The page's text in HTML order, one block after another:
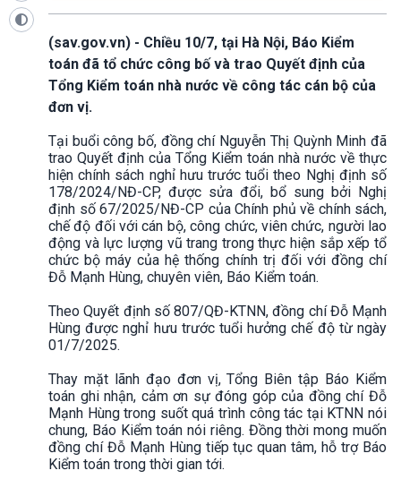
(sav.gov.vn) - Chiều 10/7, tại Hà Nội, Báo Kiểm
toán đã tổ chức công bố và trao Quyết định của
Tổng Kiểm toán nhà nước về công tác cán bộ của
đơn vị.
Tại buổi công bố, đồng chí Nguyễn Thị Quỳnh Minh đã
trao Quyết định của Tổng Kiểm toán nhà nước về thực
hiện chính sách nghỉ hưu trước tuổi theo Nghị định số
178/2024/NĐ-CP, được sửa đổi, bổ sung bởi Nghị
định số 67/2025/NĐ-CP của Chính phủ về chính sách,
chế độ đối với cán bộ, công chức, viên chức, người lao
động và lực lượng vũ trang trong thực hiện sắp xếp tổ
chức bộ máy của hệ thống chính trị đối với đồng chí
Đỗ Mạnh Hùng, chuyên viên, Báo Kiểm toán.
Theo Quyết định số 807/QĐ-KTNN, đồng chí Đỗ Mạnh
Hùng được nghỉ hưu trước tuổi hưởng chế độ từ ngày
01/7/2025.
Thay mặt lãnh đạo đơn vị, Tổng Biên tập Báo Kiểm
toán ghi nhận, cảm ơn sự đóng góp của đồng chí Đỗ
Mạnh Hùng trong suốt quá trình công tác tại KTNN nói
chung, Báo Kiểm toán nói riêng. Đồng thời mong muốn
đồng chí Đỗ Mạnh Hùng tiếp tục quan tâm, hỗ trợ Báo
Kiểm toán trong thời gian tới.